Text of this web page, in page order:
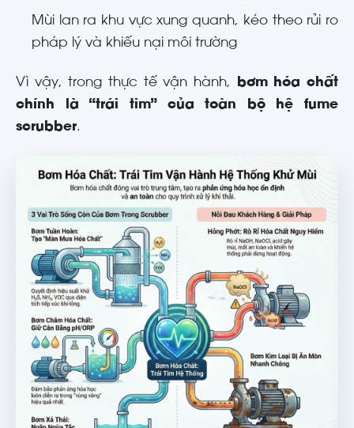
Mùi lan ra khu vực xung quanh, kéo theo rủi ro
pháp lý và khiếu nại môi trường
Vì vậy, trong thực tế vận hành,
bơm hóa chất
chính là “trái tim” của toàn bộ hệ fume
scrubber.